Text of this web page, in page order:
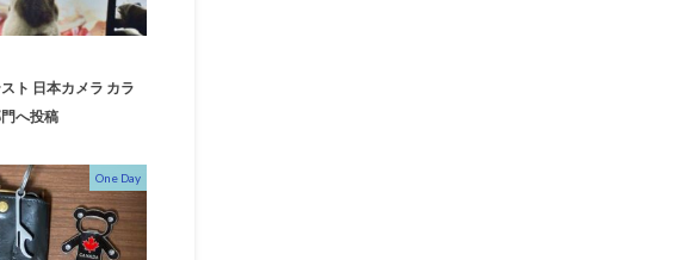
ト 日本カメラ カラ
へ投稿
One Day